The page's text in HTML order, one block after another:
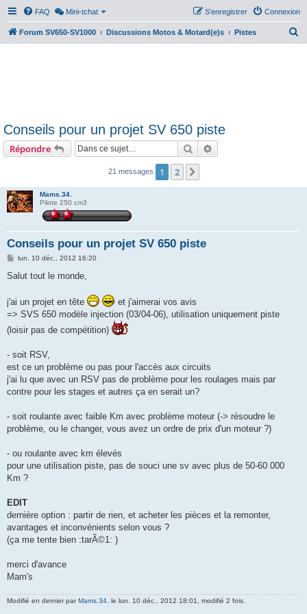
FAQ Mini-tchat Connexion
S’enregistrer
Forum SV650-SV1000 Discussions Motos & Motard(e)s Pistes
Conseils pour un projet SV 650 piste
Répondre Rechercher
21 messages 1 2
Mams.34.
Pilote 250 cm3
Conseils pour un projet SV 650 piste
M
s
g
e
lun. 10 déc., 2012 16:20
Salut tout le monde,
j'ai un projet en tête
et j'aimerai vos avis
=> SVS 650 modèle injection (03/04-06), utilisation uniquement piste
(loisir pas de compétition)
- soit RSV,
est ce un problème ou pas pour l'accès aux circuits
j'ai lu que avec un RSV pas de problème pour les roulages mais par
contre pour les stages et autres ça en serait un?
- soit roulante avec faible Km avec problème moteur (-> résoudre le
problème, ou le changer, vous avez un ordre de prix d'un moteur ?)
- ou roulante avec km élevés
pour une utilisation piste, pas de souci une sv avec plus de 50-60 000
Km ?
EDIT
dernière option : partir de rien, et acheter les pièces et la remonter,
avantages et inconvénients selon vous ?
(ça me tente bien :tarÃ©1: )
merci d'avance
Mam's
Modifié en dernier parMams.34. le lun. 10 déc., 2012 18:01, modifié 2 fois.